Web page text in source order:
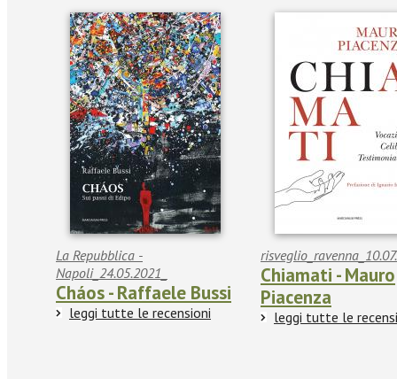
La Repubblica -
Napoli_24.05.2021_
Cháos - Raffaele Bussi
leggi tutte le recensioni
Chiamati - Mauro
Piacenza
leggi tutte le